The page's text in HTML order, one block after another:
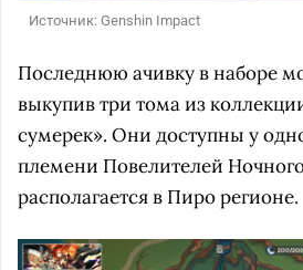
Источник: Genshin Impact
Последнюю ачивку в наборе
выкупив три тома из
сумерек». Они доступны у
племени Повелителей
располагается в Пиро регионе.